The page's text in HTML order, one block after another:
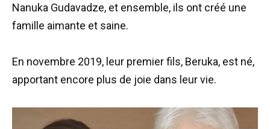
Nanuka Gudavadze, et ensemble, ils ont créé une
famille aimante et saine.
En novembre 2019, leur premier fils, Beruka, est né,
apportant encore plus de joie dans leur vie.